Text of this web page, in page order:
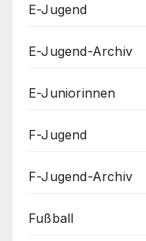
E-Jugend
E-Jugend-Archiv
E-Juniorinnen
F-Jugend
F-Jugend-Archiv
Fußball